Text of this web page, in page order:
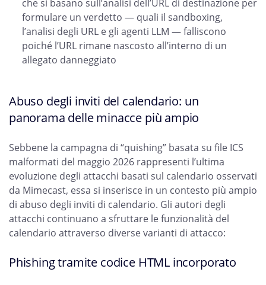
che si basano sull’analisi dell’URL di destinazione per
formulare un verdetto — quali il sandboxing,
l’analisi degli URL e gli agenti LLM — falliscono
poiché l’URL rimane nascosto all’interno di un
allegato danneggiato
Abuso degli inviti del calendario: un
panorama delle minacce più ampio
Sebbene la campagna di “quishing” basata su file ICS
malformati del maggio 2026 rappresenti l’ultima
evoluzione degli attacchi basati sul calendario osservati
da Mimecast, essa si inserisce in un contesto più ampio
di abuso degli inviti di calendario. Gli autori degli
attacchi continuano a sfruttare le funzionalità del
calendario attraverso diverse varianti di attacco:
Phishing tramite codice HTML incorporato